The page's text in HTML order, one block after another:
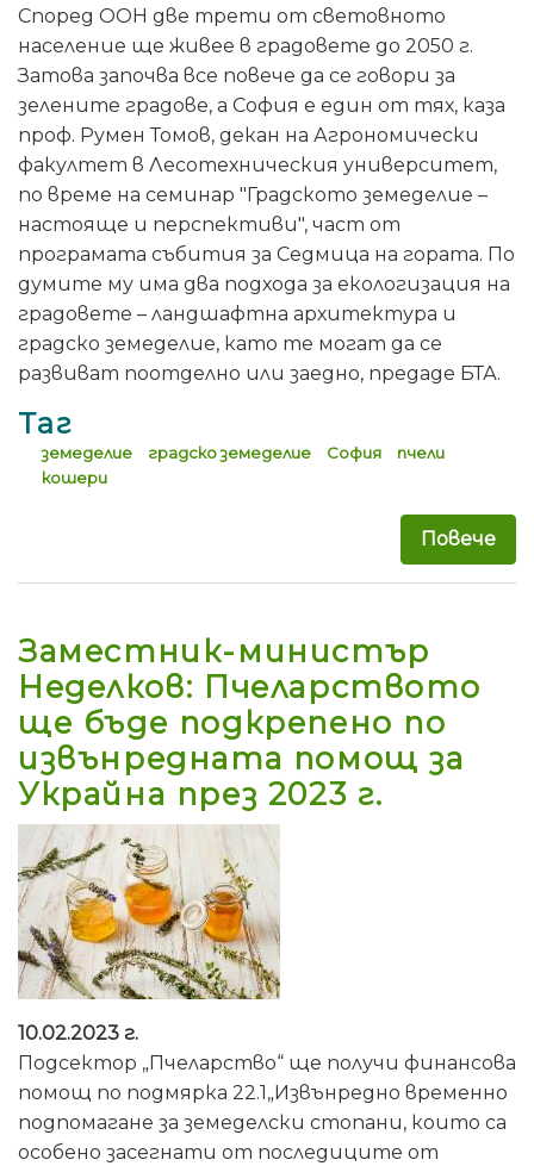
Според ООН две трети от световното
население ще живее в градовете до 2050 г.
Затова започва все повече да се говори за
зелените градове, а София е един от тях, каза
проф. Румен Томов, декан на Агрономически
факултет в Лесотехническия университет,
по време на семинар "Градското земеделие –
настояще и перспективи", част от
програмата събития за Седмица на гората. По
думите му има два подхода за екологизация на
градовете – ландшафтна архитектура и
градско земеделие, като те могат да се
развиват поотделно или заедно, предаде БТА.
Таг
земеделие градско земеделие София
пчели
кошери
Повече
Заместник-министър
Неделков: Пчеларството
ще бъде подкрепено по
извънредната помощ за
Украйна през 2023 г.
10.02.2023 г.
Подсектор „Пчеларство“ ще получи финансова
помощ по подмярка 22.1„Извънредно временно
подпомагане за земеделски стопани, които са
особено засегнати от последиците от